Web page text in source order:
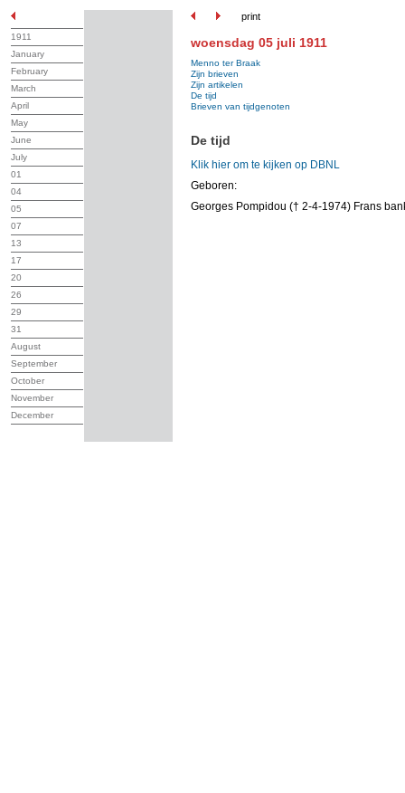
print
1911
January
February
March
April
May
June
July
01
04
05
07
13
17
20
26
29
31
August
September
October
November
December
woensdag 05 juli 1911
Menno ter Braak
Zijn brieven
Zijn artikelen
De tijd
Brieven van tijdgenoten
De tijd
Klik hier om te kijken op DBNL
Geboren:
Georges Pompidou († 2-4-1974) Frans